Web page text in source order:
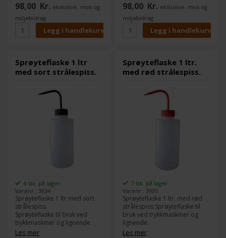
98,00 Kr. ekslusive. mva og
miljøbidrag
98,00 Kr. ekslusive. mva og
miljøbidrag
Sprøyteflaske 1 ltr
med sort strålespiss.
4 stk. på lager
Varenr.: 3934
Sprøyteflaske 1 ltr med sort
strålespiss.
Sprøyteflaske til bruk ved
trykkmaskiner og lignende.
Les mer
Sprøyteflaske 1 ltr.
med rød strålespiss.
7 stk. på lager
Varenr.: 3935
Sprøyteflaske 1 ltr. med rød
strålespiss.Sprøyteflaske til
bruk ved trykkmaskiner og
lignende.
Les mer